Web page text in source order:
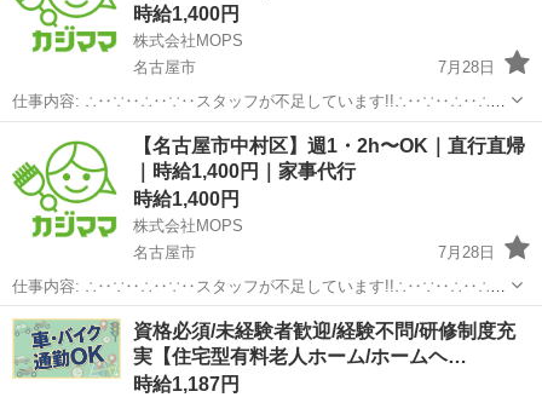
時給1,400円
株式会社MOPS
名古屋市
7月28日
仕事内容: ∴‥∵‥∴‥∵‥スタッフが不足しています!!∴‥∵‥∴‥∴‥
∵ 現在、お客様から多数のご依頼をいただいておりスタッフが不足し
ています 大手の家事代行で仕事が入らなくなったという方はぜひ！ カ
ジママ（ ht...
名古屋市 介護 時給
【名古屋市中村区】週1・2h〜OK｜直行直帰
｜時給1,400円｜家事代行
時給1,400円
株式会社MOPS
名古屋市
7月28日
仕事内容: ∴‥∵‥∴‥∵‥スタッフが不足しています!!∴‥∵‥∴‥∴‥
∵ 現在、お客様から多数のご依頼をいただいておりスタッフが不足し
ています 大手の家事代行で仕事が入らなくなったという方はぜひ！ カ
ジママ（ ht...
愛知 名古屋市 介護 時給
資格必須/未経験者歓迎/経験不問/研修制度充
実【住宅型有料老人ホーム/ホームヘ…
時給1,187円